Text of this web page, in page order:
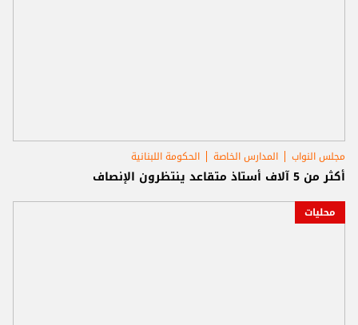
مجلس النواب المدارس الخاصة الحكومة اللبنانية
أكثر من 5 آلاف أستاذ متقاعد ينتظرون الإنصاف
محليات